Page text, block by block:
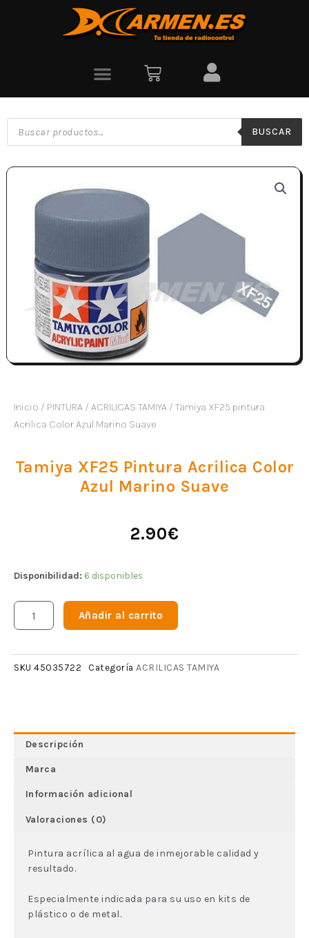
BUSCAR
Inicio / PINTURA / ACRILICAS TAMIYA / Tamiya XF25 pintura
Acrilica Color Azul Marino Suave
Tamiya XF25 Pintura Acrilica Color
Azul Marino Suave
2.90€
Disponibilidad: 6 disponibles
Añadir al carrito
SKU 45035722 Categoría ACRILICAS TAMIYA
Descripción
Marca
Información adicional
Valoraciones (0)
Pintura acrílica al agua de inmejorable calidad y
resultado.
Especialmente indicada para su uso en kits de
plástico o de metal.